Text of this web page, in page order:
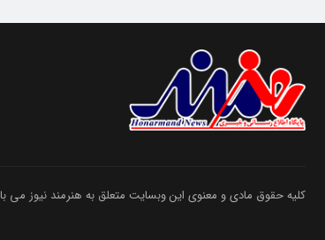
کلیه حقوق مادی و معنوی این وبسایت متعلق به هنرمند نیوز می